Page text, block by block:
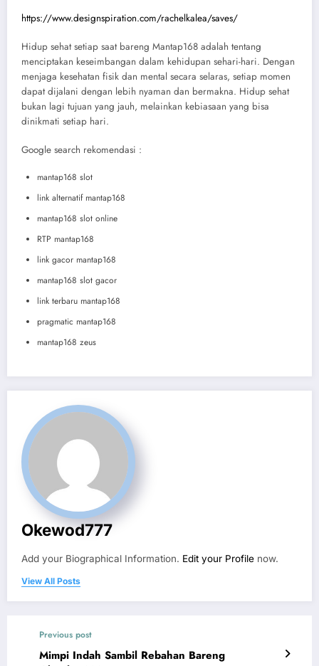
https://www.designspiration.com/rachelkalea/saves/
Hidup sehat setiap saat bareng Mantap168 adalah tentang
menciptakan keseimbangan dalam kehidupan sehari-hari. Dengan
menjaga kesehatan fisik dan mental secara selaras, setiap momen
dapat dijalani dengan lebih nyaman dan bermakna. Hidup sehat
bukan lagi tujuan yang jauh, melainkan kebiasaan yang bisa
dinikmati setiap hari.
Google search rekomendasi :
mantap168 slot
link alternatif mantap168
mantap168 slot online
RTP mantap168
link gacor mantap168
mantap168 slot gacor
link terbaru mantap168
pragmatic mantap168
mantap168 zeus
Okewod777
Add your Biographical Information. Edit your Profile now.
View All Posts
Previous post
Mimpi Indah Sambil Rebahan Bareng